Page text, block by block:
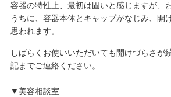
容器の特性上、最初は固いと感じますが、
うちに、容器本体とキャップがなじみ、開
思われます。
しばらくお使いいただいても開けづらさが
記までご連絡ください。
▼美容相談室